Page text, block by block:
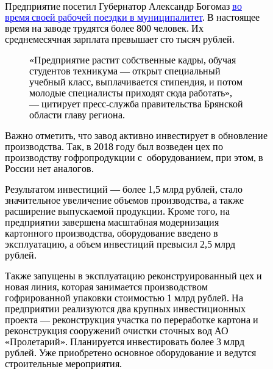
Предприятие посетил Губернатор Александр Богомаз во
время своей рабочей поездки в муниципалитет. В настоящее
время на заводе трудятся более 800 человек. Их
среднемесячная зарплата превышает сто тысяч рублей.
«Предприятие растит собственные кадры, обучая
студентов техникума — открыт специальный
учебный класс, выплачивается стипендия, и потом
молодые специалисты приходят сюда работать»,
— цитирует пресс-служба правительства Брянской
области главу региона.
Важно отметить, что завод активно инвестирует в обновление
производства. Так, в 2018 году был возведен цех по
производству гофропродукции с оборудованием, при этом, в
России нет аналогов.
Результатом инвестиций — более 1,5 млрд рублей, стало
значительное увеличение объемов производства, а также
расширение выпускаемой продукции. Кроме того, на
предприятии завершена масштабная модернизация
картонного производства, оборудование введено в
эксплуатацию, а объем инвестиций превысил 2,5 млрд
рублей.
Также запущены в эксплуатацию реконструированный цех и
новая линия, которая занимается производством
гофрированной упаковки стоимостью 1 млрд рублей. На
предприятии реализуются два крупных инвестиционных
проекта — реконструкция участка по переработке картона и
реконструкция сооружений очистки сточных вод АО
«Пролетарий». Планируется инвестировать более 3 млрд
рублей. Уже приобретено основное оборудование и ведутся
строительные мероприятия.